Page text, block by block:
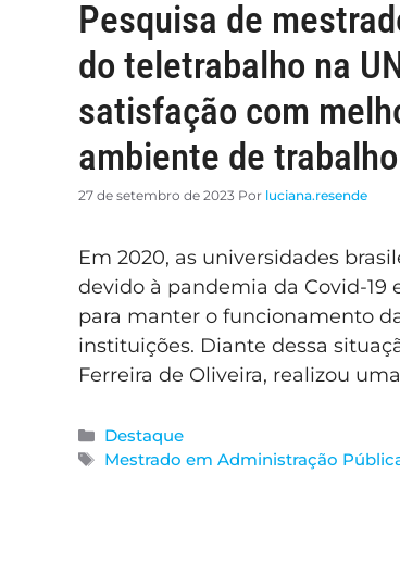
Pesquisa de
do teletrabalho na
satisfação com
ambiente de trabalho
27 de setembro de 2023 Por luciana.resende
Em 2020, as universidades
devido à pandemia da Covid-
para manter o funcionamento
instituições. Diante dessa
Ferreira de Oliveira, realizou
Destaque
Mestrado em Administração